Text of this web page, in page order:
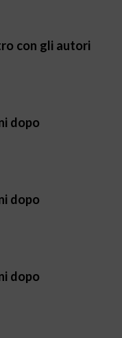
con gli autori
dopo
dopo
dopo